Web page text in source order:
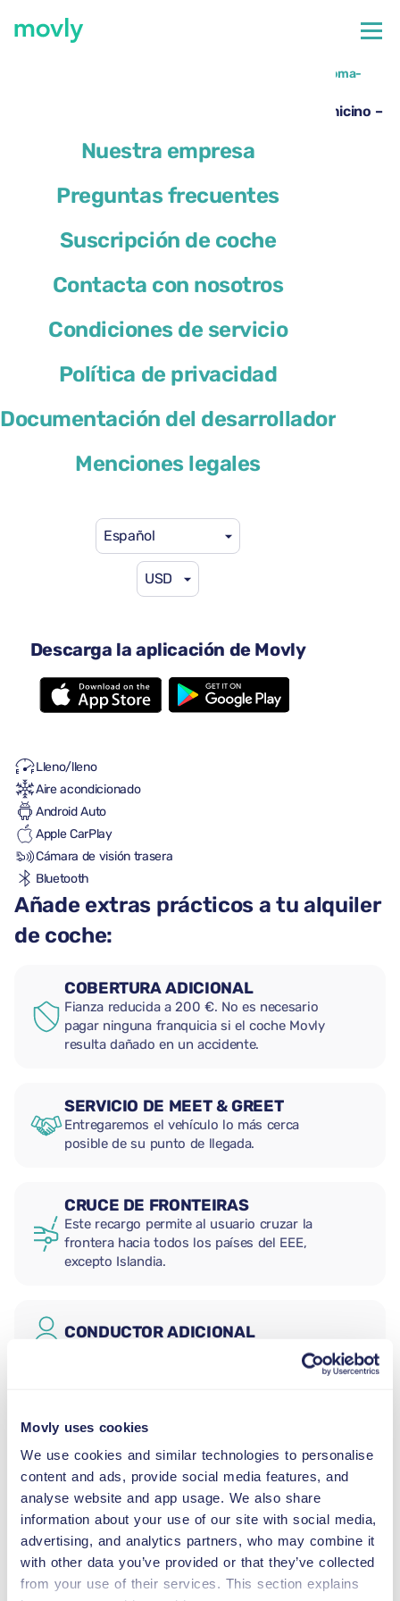
Movly uses cookies
We use cookies and similar technologies to personalise
content and ads, provide social media features, and
analyse website and app usage. We also share
information about your use of our site with social media,
advertising, and analytics partners, who may combine it
with other data you’ve provided or that they’ve collected
from your use of their services. This section explains
Nuestra empresa
Preguntas frecuentes
Suscripción de coche
Contacta con nosotros
Condiciones de servicio
Política de privacidad
Documentación del desarrollador
Menciones legales
Español
USD
Descarga la aplicación de Movly
Todos los coches disponibles en el aeropuerto de Roma-
Alquiler de DS 3 en el Aeropuerto de Roma Fiumicino –
DS 3
4 puertas
Transmisión automática
5 asientos
Lleno/lleno
Aire acondicionado
Android Auto
Apple CarPlay
Cámara de visión trasera
Bluetooth
Añade extras prácticos a tu alquiler
de coche:
COBERTURA ADICIONAL
Fianza reducida a 200 €. No es necesario
pagar ninguna franquicia si el coche Movly
resulta dañado en un accidente.
SERVICIO DE MEET & GREET
Entregaremos el vehículo lo más cerca
posible de su punto de llegada.
CRUCE DE FRONTEIRAS
Este recargo permite al usuario cruzar la
frontera hacia todos los países del EEE,
excepto Islandia.
CONDUCTOR ADICIONAL
ASIENTO PARA NIÑOS (GRUPO I)
9–18 kg
ASIENTO PARA NIÑOS (GRUPO II-
III)